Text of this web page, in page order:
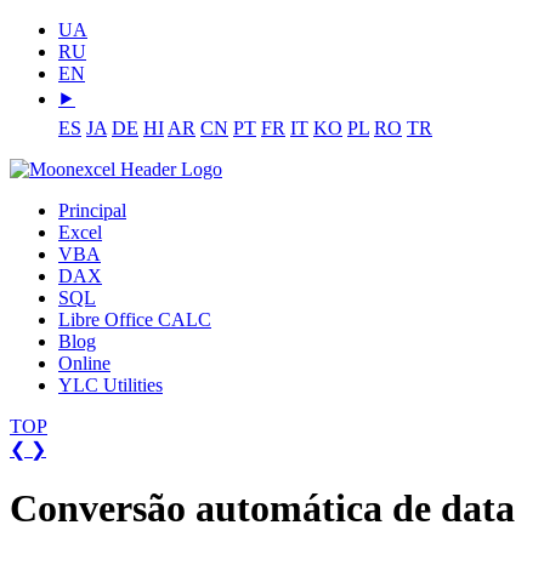
UA
RU
EN
⯈
ES JA DE HI AR CN PT FR IT KO PL RO TR
Principal
Excel
VBA
DAX
SQL
Libre Office CALC
Blog
Online
YLC Utilities
TOP
❮ ❯
Conversão automática de data